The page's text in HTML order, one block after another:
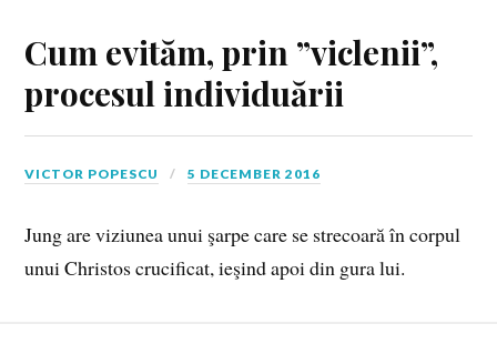
Cum evităm, prin ”viclenii”,
procesul individuării
VICTOR POPESCU 5 DECEMBER 2016
Jung are viziunea unui şarpe care se strecoară în corpul
unui Christos crucificat, ieşind apoi din gura lui.